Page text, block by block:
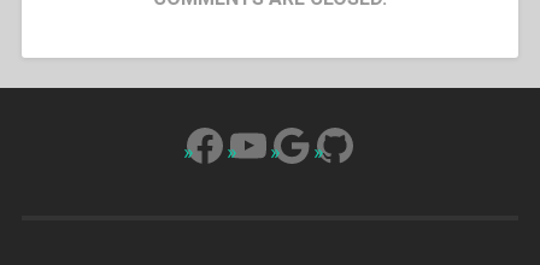
Facebook
YouTube
Google
GitHub